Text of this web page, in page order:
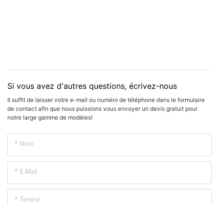
Si vous avez d'autres questions, écrivez-nous
Il suffit de laisser votre e-mail ou numéro de téléphone dans le formulaire
de contact afin que nous puissions vous envoyer un devis gratuit pour
notre large gamme de modèles!
Nom
E-Mail
Teneur